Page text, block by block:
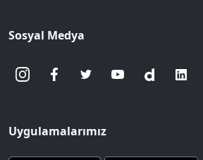
Sosyal Medya
Uygulamalarımız